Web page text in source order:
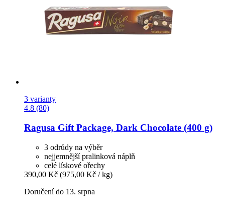
3 varianty
4.8 (80)
Ragusa Gift Package, Dark Chocolate (400 g)
3 odrůdy na výběr
nejjemnější pralinková náplň
celé lískové ořechy
390,00 Kč (975,00 Kč / kg)
Doručení do 13. srpna